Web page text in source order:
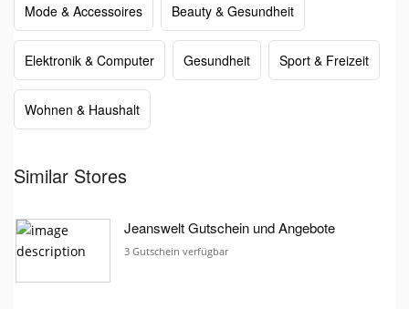
Mode & Accessoires Beauty & Gesundheit
Elektronik & Computer Gesundheit Sport & Freizeit
Wohnen & Haushalt
Similar Stores
Jeanswelt Gutschein und Angebote
3 Gutschein verfügbar